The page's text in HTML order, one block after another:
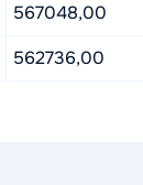
567048,00
562736,00